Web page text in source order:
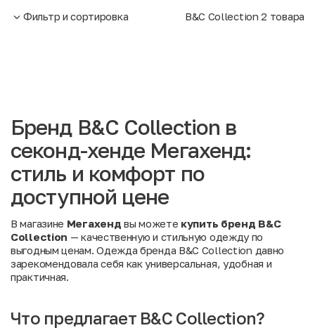
Фильтр и сортировка B&C Collection2 товара
Бренд B&C Collection в
секонд-хенде Мегахенд:
стиль и комфорт по
доступной цене
В магазине Мегахенд вы можете купить бренд B&C
Collection — качественную и стильную одежду по
выгодным ценам. Одежда бренда B&C Collection давно
зарекомендовала себя как универсальная, удобная и
практичная.
Что предлагает B&C Collection?